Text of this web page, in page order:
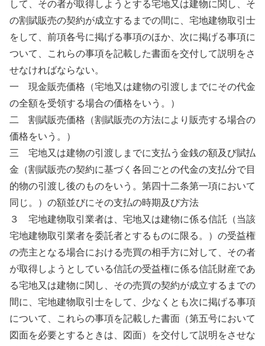
して、その者が取得しようとする宅地又は建物に関し、そ
の割賦販売の契約が成立するまでの間に、宅地建物取引士
をして、前項各号に掲げる事項のほか、次に掲げる事項に
ついて、これらの事項を記載した書面を交付して説明をさ
せなければならない。
一 現金販売価格（宅地又は建物の引渡しまでにその代金
の全額を受領する場合の価格をいう。）
二 割賦販売価格（割賦販売の方法により販売する場合の
価格をいう。）
三 宅地又は建物の引渡しまでに支払う金銭の額及び賦払
金（割賦販売の契約に基づく各回ごとの代金の支払分で目
的物の引渡し後のものをいう。第四十二条第一項において
同じ。）の額並びにその支払の時期及び方法
３ 宅地建物取引業者は、宅地又は建物に係る信託（当該
宅地建物取引業者を委託者とするものに限る。）の受益権
の売主となる場合における売買の相手方に対して、その者
が取得しようとしている信託の受益権に係る信託財産であ
る宅地又は建物に関し、その売買の契約が成立するまでの
間に、宅地建物取引士をして、少なくとも次に掲げる事項
について、これらの事項を記載した書面（第五号において
図面を必要とするときは、図面）を交付して説明をさせな